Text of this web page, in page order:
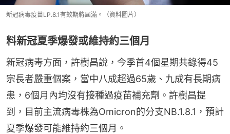
新冠病毒疫苗LP.8.1有效期將屆滿。（資料圖片）
料新冠夏季爆發或維持約三個月
新冠病毒方面，許樹昌說，今季首4個星期共錄得45
宗長者嚴重個案，當中八成超過65歲、九成有長期病
患，6個月內均沒有接種過疫苗補充劑。許樹昌提
到，目前主流病毒株為Omicron的分支NB.1.8.1，預計
夏季爆發可能維持約三個月。